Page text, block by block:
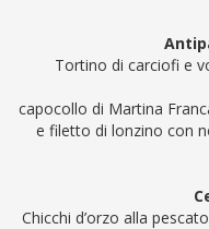
Tortino di carciofi e
capocollo di Martina
e filetto di lonzino con
Chicchi d’orzo alla